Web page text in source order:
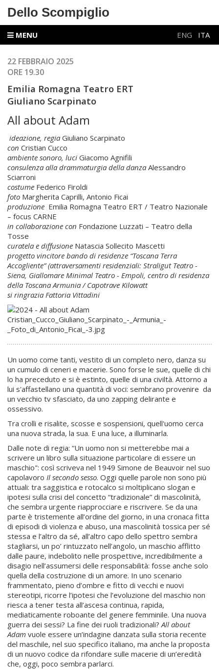
Dello Scompiglio
MENU ENG ITA
22 FEBBRAIO 2025
ORE 19.30
Emilia Romagna Teatro ERT
Giuliano Scarpinato
All about Adam
ideazione, regia Giuliano Scarpinato
con Cristian Cucco
ambiente sonoro, luci Giacomo Agnifili
consulenza alla drammaturgia della danza Alessandro
Sciarroni
costume Federico Firoldi
foto Margherita Caprilli, Antonio Ficai
produzione Emilia Romagna Teatro ERT / Teatro Nazionale
– focus CARNE
in collaborazione con Fondazione Luzzati – Teatro della
Tosse
curatela e diffusione Natascia Sollecito Mascetti
progetto vincitore bando di residenze “Toscana Terra
Accogliente” (attraversamenti residenziali: Straligut Teatro -
Siena, Giallomare Minimal Teatro - Empoli, centro di residenza
della Toscana Armunia / Capotrave Kilowatt
si ringrazia Fattoria Vittadini
Un uomo come tanti, vestito di un completo nero, danza su
un cumulo di ceneri e macerie. Sono forse le sue, quelle di chi
lo ha preceduto e si è estinto, quelle di una civiltà. Attorno a
lui s'affastellano una quantità di voci: sembrano provenire da
un vecchio tv sfasciato, da uno zapping delirante e
ossessivo.
Tra crolli e risalite, scosse e sospensioni, quell'uomo cerca
una nuova strada, la sua. E una luce, a illuminarla.
Dalle note di regia: “Un uomo non si metterebbe mai a
scrivere un libro sulla situazione particolare di essere un
maschio": così scriveva nel 1949 Simone de Beauvoir nel suo
capolavoro Il secondo sesso. Oggi quelle parole non sono più
attuali: tra saggistica e rotocalco si moltiplicano slogan e
ipotesi sulla crisi del concetto “tradizionale” di mascolinità,
che sembra urgente riapprocciare e riscrivere. Se da una
parte è tristemente all’ordine del giorno, in una cronaca fitta
di episodi di violenza e abuso, una mascolinità tossica per sé
stessa e l’altro da sé, all’altro capo dello spettro sembra
stagliarsi, un po’ rintuzzato nell’angolo, un maschio afflitto
dalle paure, indebolito nelle prospettive, incredibilmente a
disagio nell’assumersi delle responsabilità: fosse anche solo
quella della costruzione di un amore. In uno scenario
frammentato, pieno d’ombre e fitto di vecchi e nuovi
stereotipi, ricorre l’ipotesi che l’evoluzione del maschio non
riesca a tener testa all’ascesa continua, rapida,
mediaticamente roboante del genere femminile. Una nuova
guerra dei sessi? La fine dei ruoli tradizionali?All about
Adam vuole essere un’indagine danzata sulla storia recente
del maschile, nel suo specifico italiano, ma anche la proposta
di un nuovo codice da rifondare sulle macerie di un’eredità
che, oggi, poco sembra parlarci.